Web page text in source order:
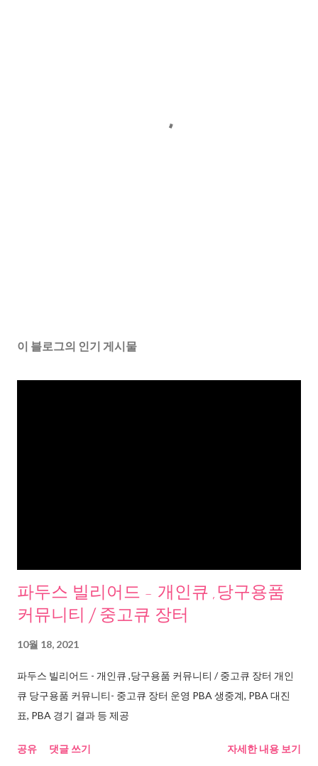
이 블로그의 인기 게시물
파두스 빌리어드 - 개인큐 ,당구용품
커뮤니티 / 중고큐 장터
10월 18, 2021
파두스 빌리어드 - 개인큐 ,당구용품 커뮤니티 / 중고큐 장터 개인
큐 당구용품 커뮤니티- 중고큐 장터 운영 PBA 생중계, PBA 대진
표, PBA 경기 결과 등 제공
공유 댓글 쓰기 자세한 내용 보기